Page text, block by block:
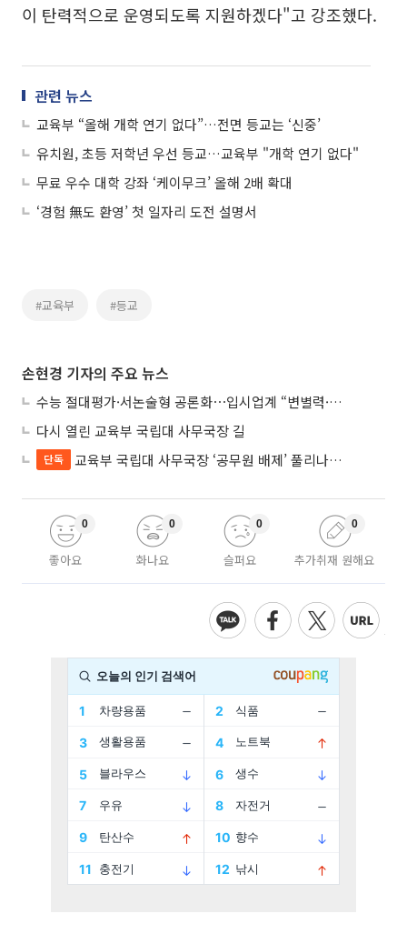
이 탄력적으로 운영되도록 지원하겠다"고 강조했다.
관련 뉴스
교육부 “올해 개학 연기 없다”…전면 등교는 ‘신중’
유치원, 초등 저학년 우선 등교…교육부 "개학 연기 없다"
무료 우수 대학 강좌 ‘케이무크’ 올해 2배 확대
‘경험 無도 환영’ 첫 일자리 도전 설명서
#교육부 #등교
손현경 기자의 주요 뉴스
수능 절대평가·서논술형 공론화⋯입시업계 “변별력·사교육 대책 먼저”
다시 열린 교육부 국립대 사무국장 길
단독 교육부 국립대 사무국장 ‘공무원 배제’ 풀리나…응시자격 다시 열렸다
좋아요
0
화나요
0
슬퍼요
0
추가취재 원해요
0